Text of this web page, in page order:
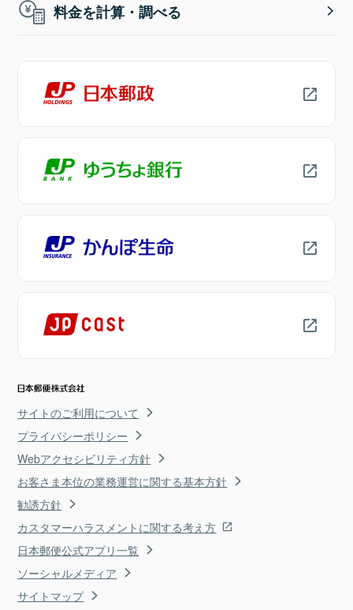
料金を計算・調べる
サイトのご利用について
プライバシーポリシー
Webアクセシビリティ方針
お客さま本位の業務運営に関する基本方針
勧誘方針
カスタマーハラスメントに関する考え方
日本郵便公式アプリ一覧
ソーシャルメディア
サイトマップ